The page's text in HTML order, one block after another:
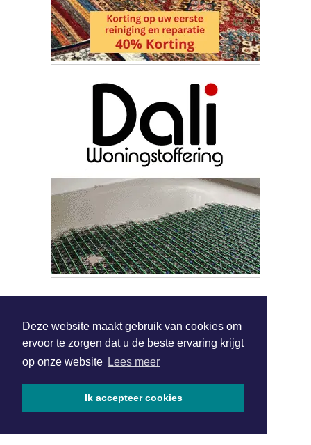
Deze website maakt gebruik van cookies om
ervoor te zorgen dat u de beste ervaring krijgt
op onze website Lees meer
Ik accepteer cookies
| Nieuws | Sport | Evenementen
Hoofdvestiging:
van Benthuizenlaan 1
redactie@xyto.nl
www.xyto.nl